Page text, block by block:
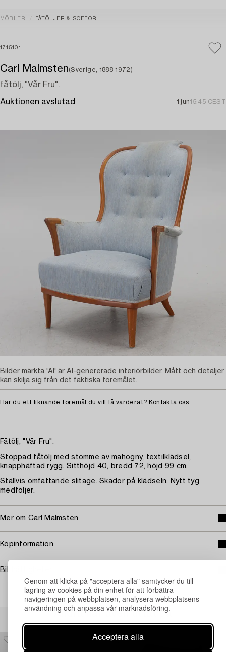
Genom att klicka på "acceptera alla" samtycker du till
lagring av cookies på din enhet för att förbättra
navigeringen på webbplatsen, analysera webbplatsens
användning och anpassa vår marknadsföring.
Acceptera alla
MÖBLER FÅTÖLJER & SOFFOR
1715101
Carl Malmsten(Sverige, 1888-1972)
fåtölj, "Vår Fru".
Auktionen avslutad 1 jun15:45 CEST
Har du ett liknande föremål du vill få värderat? Kontakta oss
Fåtölj, "Vår Fru".
Stoppad fåtölj med stomme av mahogny, textilklädsel,
knapphäftad rygg. Sitthöjd 40, bredd 72, höjd 99 cm.
Ställvis omfattande slitage. Skador på klädseln. Nytt tyg
medföljer.
Mer om Carl Malmsten
Köpinformation
Bildrättigheter
Bilder märkta 'AI' är AI-genererade interiörbilder. Mått och detaljer
kan skilja sig från det faktiska föremålet.
Andra har även tittat på